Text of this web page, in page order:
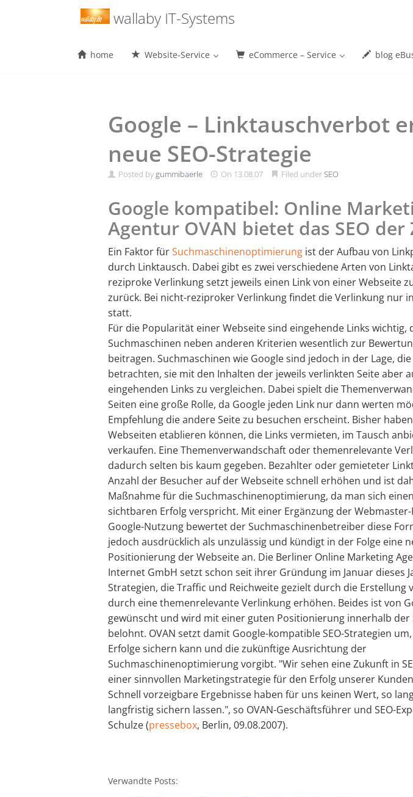
wallaby IT-Systems
Menu
home Website-Service eCommerce – Service blog
Google – Linktauschverbot
neue SEO-Strategie
Posted bygummibaerle On 13.08.07 Filed underSEO
Google kompatibel: Online
Agentur OVAN bietet das SEO
Ein Faktor fürSuchmaschinenoptimierung ist der Aufbau von
durch Linktausch. Dabei gibt es zwei verschiedene Arten von
reziproke Verlinkung setzt jeweils einen Link von einer Webseite
zurück. Bei nicht-reziproker Verlinkung findet die Verlinkung nur
statt.
Für die Popularität einer Webseite sind eingehende Links wichtig,
Suchmaschinen neben anderen Kriterien wesentlich zur
beitragen. Suchmaschinen wie Google sind jedoch in der Lage,
betrachten, sie mit den Inhalten der jeweils verlinkten Seite aber
eingehenden Links zu vergleichen. Dabei spielt die
Seiten eine große Rolle, da Google jeden Link nur dann werten
Empfehlung die andere Seite zu besuchen erscheint. Bisher
Webseiten etablieren können, die Links vermieten, im Tausch
verkaufen. Eine Themenverwandschaft oder themenrelevante
dadurch selten bis kaum gegeben. Bezahlter oder gemieteter
Anzahl der Besucher auf der Webseite schnell erhöhen und ist
Maßnahme für die Suchmaschinenoptimierung, da man sich
sichtbaren Erfolg verspricht. Mit einer Ergänzung der
Google-Nutzung bewertet der Suchmaschinenbetreiber diese
jedoch ausdrücklich als unzulässig und kündigt in der Folge eine
Positionierung der Webseite an. Die Berliner Online Marketing
Internet GmbH setzt schon seit ihrer Gründung im Januar dieses
Strategien, die Traffic und Reichweite gezielt durch die Erstellung
durch eine themenrelevante Verlinkung erhöhen. Beides ist von
gewünscht und wird mit einer guten Positionierung innerhalb der
belohnt. OVAN setzt damit Google-kompatible SEO-Strategien
Erfolge sichern kann und die zukünftige Ausrichtung der
Suchmaschinenoptimierung vorgibt. "Wir sehen eine Zukunft in
einer sinnvollen Marketingstrategie für den Erfolg unserer
Schnell vorzeigbare Ergebnisse haben für uns keinen Wert, so
langfristig sichern lassen.", so OVAN-Geschäftsführer und SEO-
Schulze (pressebox, Berlin, 09.08.2007).
Verwandte Posts: